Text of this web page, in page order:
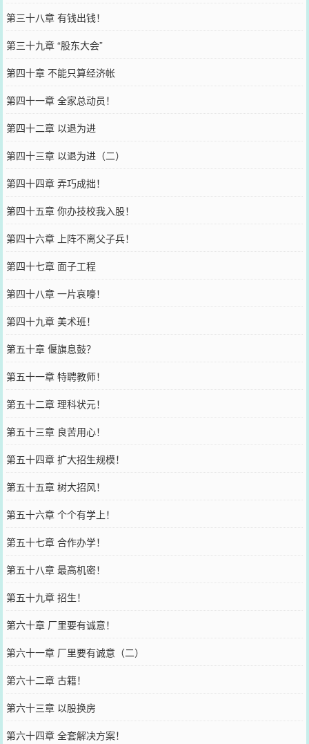
第三十八章 有钱出钱！
第三十九章 “股东大会”
第四十章 不能只算经济帐
第四十一章 全家总动员！
第四十二章 以退为进
第四十三章 以退为进（二）
第四十四章 弄巧成拙！
第四十五章 你办技校我入股！
第四十六章 上阵不离父子兵！
第四十七章 面子工程
第四十八章 一片哀嚎！
第四十九章 美术班！
第五十章 偃旗息鼓？
第五十一章 特聘教师！
第五十二章 理科状元！
第五十三章 良苦用心！
第五十四章 扩大招生规模！
第五十五章 树大招风！
第五十六章 个个有学上！
第五十七章 合作办学！
第五十八章 最高机密！
第五十九章 招生！
第六十章 厂里要有诚意！
第六十一章 厂里要有诚意（二）
第六十二章 古籍！
第六十三章 以股换房
第六十四章 全套解决方案！